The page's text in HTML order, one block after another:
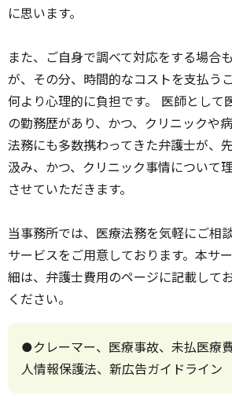
に思います。
また、ご自身で調べて対応をする場合
が、その分、時間的なコストを支払う
何より心理的に負担です。 医師として
の勤務歴があり、かつ、クリニックや
法務にも多数携わってきた弁護士が、
汲み、かつ、クリニック事情について
させていただきます。
当事務所では、医療法務を気軽にご相
サービスをご用意しております。本サ
細は、弁護士費用のページに記載して
ください。
●クレーマー、医療事故、未払医療
人情報保護法、新広告ガイドライン